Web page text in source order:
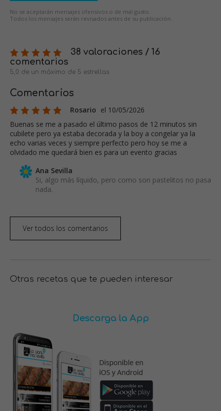
No se aceptarán mensajes ofensivos o de mal gusto.
Todos los mensajes serán revisados antes de su publicación.
38 valoraciones / 16
comentarios
5,0 de un máximo de 5 estrellas
Comentarios
Rosario el 10/05/2026
Buenas se me a pasado el último pasos de 12 minutos sin
cubilete pero ya estaba decorada y la boy a congelar ya la
echo varias veces y siempre perfecto pero hoy se me a
olvidado me quedará bien es para un evento gracias
Ana Sevilla
Si, algo más líquido, pero como son pastelitos no pasa
nada.
Ver todos los comentarios
Otras recetas que te pueden interesar
Descarga la App